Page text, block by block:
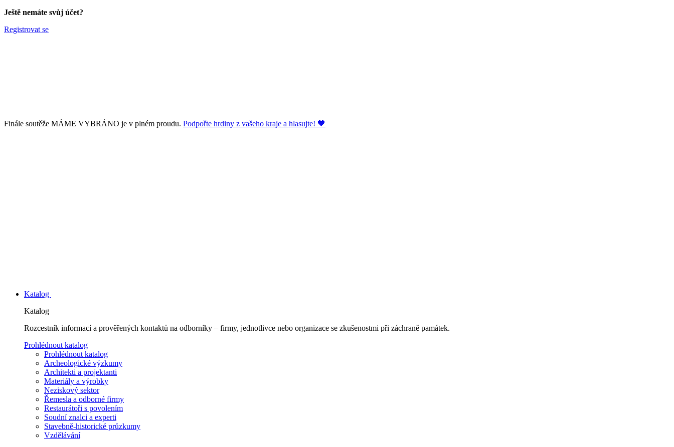
Ještě nemáte svůj účet?
Registrovat se
Finále soutěže MÁME VYBRÁNO je v plném proudu. Podpořte hrdiny z vašeho kraje a hlasujte! 💙
Katalog
Katalog
Rozcestník informací a prověřených kontaktů na odborníky – firmy, jednotlivce nebo organizace se zkušenostmi při záchraně památek.
Prohlédnout katalog
Prohlédnout katalog
Archeologické výzkumy
Architekti a projektanti
Materiály a výrobky
Neziskový sektor
Řemesla a odborné firmy
Restaurátoři s povolením
Soudní znalci a experti
Stavebně-historické průzkumy
Vzdělávání